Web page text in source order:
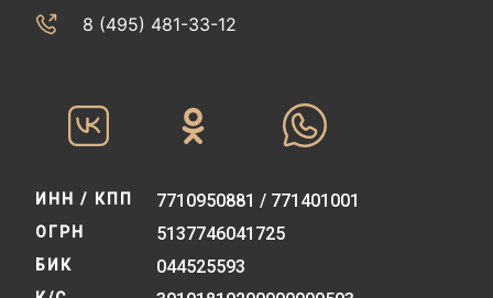
8 (495) 481-33-12‬‬
ИНН / КПП 7710950881 / 771401001
ОГРН 5137746041725
БИК 044525593